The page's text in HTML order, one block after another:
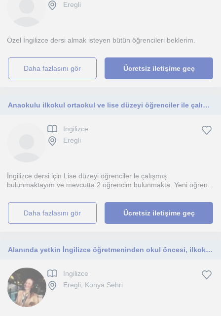
Eregli
Özel İngilizce dersi almak isteyen bütün öğrencileri beklerim.
daha fazlasını gör Ücretsiz iletişime geç
Anaokulu ilkokul ortaokul ve lise düzeyi öğrenciler ile çalışmaya hazırım.
Ingilizce
Eregli
İngilizce dersi için Lise düzeyi öğrenciler le çalışmış
bulunmaktayım ve mevcutta 2 öğrencim bulunmakta. Yeni öğren...
daha fazlasını gör Ücretsiz iletişime geç
Alanında yetkin İngilizce öğretmeninden okul öncesi, ilkokul,ortaokul kademesi, A1/A2/B1/B2 seviyeler için birebir/grup dersleri
Ingilizce
Eregli, Konya Sehri